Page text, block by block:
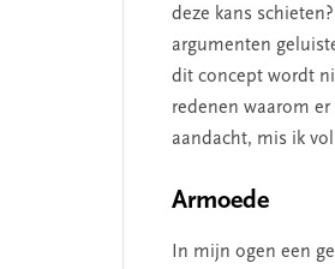
deze kans
argumenten
dit concept wordt
redenen waarom
aandacht, mis ik
Armoede
In mijn ogen een